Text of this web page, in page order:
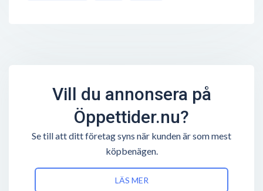
Vill du annonsera på
Öppettider.nu?
Se till att ditt företag syns när kunden är som mest
köpbenägen.
LÄS MER